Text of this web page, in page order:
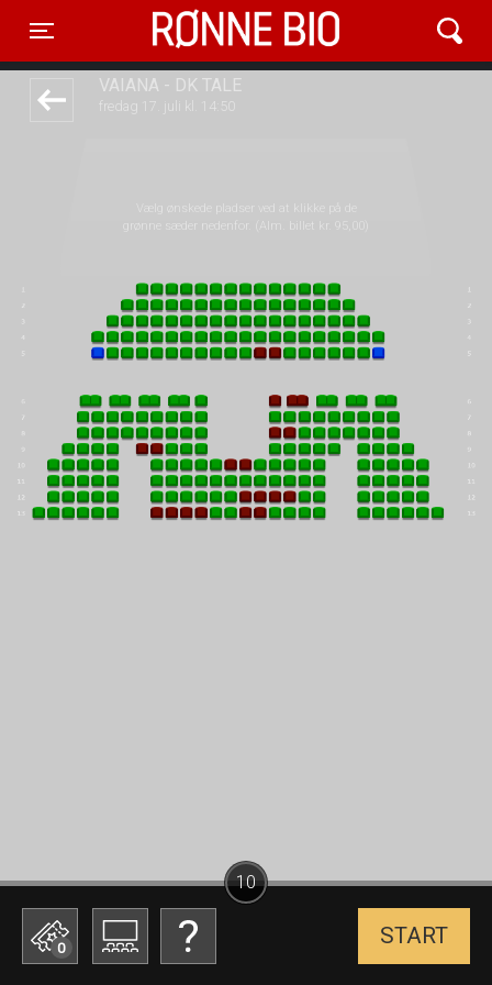
Toggle navigation
Rønne Bio
VAIANA - DK TALE
fredag 17. juli kl. 14:50
Vælg ønskede pladser ved at klikke på de
grønne sæder nedenfor. (Alm. billet kr. 95,00)
0 START
10
1step-front02 103553